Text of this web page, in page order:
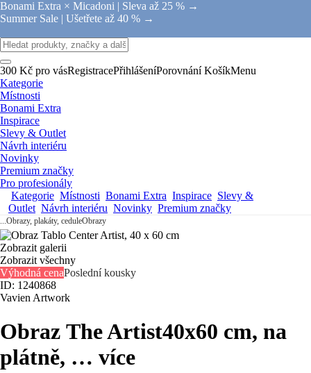
Bonami Extra × Micadoni | Sleva až 25 % →
Summer Sale | Ušetřete až 40 % →
300 Kč pro vásRegistracePřihlášeníPorovnání KošíkMenu
Kategorie
Místnosti
Bonami Extra
Inspirace
Slevy & Outlet
Návrh interiéru
Novinky
Premium značky
Pro profesionály
Kategorie Místnosti Bonami Extra Inspirace Slevy &
Outlet Návrh interiéru Novinky Premium značky
...Obrazy, plakáty, ceduleObrazy
Zobrazit galerii
Zobrazit všechny
Výhodná cenaPoslední kousky
ID: 1240868
Vavien Artwork
Obraz The Artist40x60 cm, na
plátně, … více